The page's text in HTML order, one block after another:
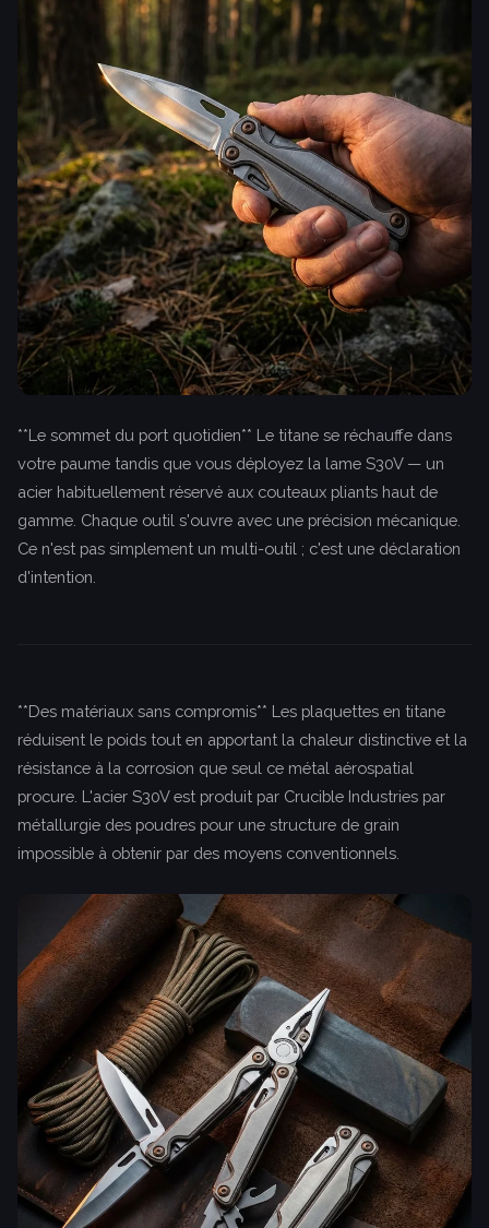
**Le sommet du port quotidien** Le titane se réchauffe dans
votre paume tandis que vous déployez la lame S30V — un
acier habituellement réservé aux couteaux pliants haut de
gamme. Chaque outil s'ouvre avec une précision mécanique.
Ce n'est pas simplement un multi-outil ; c'est une déclaration
d'intention.
**Des matériaux sans compromis** Les plaquettes en titane
réduisent le poids tout en apportant la chaleur distinctive et la
résistance à la corrosion que seul ce métal aérospatial
procure. L'acier S30V est produit par Crucible Industries par
métallurgie des poudres pour une structure de grain
impossible à obtenir par des moyens conventionnels.